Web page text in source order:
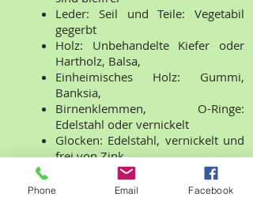
Leder: Seil und Teile: Vegetabil
gegerbt
Holz: Unbehandelte Kiefer oder
Hartholz, Balsa,
Einheimisches Holz: Gummi,
Banksia,
Birnenklemmen, O-Ringe:
Edelstahl oder vernickelt
Glocken: Edelstahl, vernickelt und
frei von Zink
Spielzeugteile aus Kunststoff: BPA-
Phone Email Facebook